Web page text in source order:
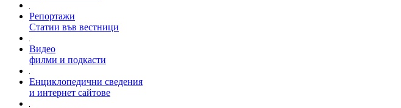
Репортажи
Статии във вестници
Видео
филми и подкасти
Енциклопедични сведения
и интернет сайтове